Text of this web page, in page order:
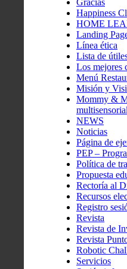
Happiness
HOME
Landing
Línea ética
Lista de
Los mejores
Menú
Misión y
Mommy &
multisensorial
NEWS
Noticias
Página de
PEP –
Política de
Propuesta
Rectoría al
Recursos
Registro
Revista
Revista de
Revista
Robotic
Servicios